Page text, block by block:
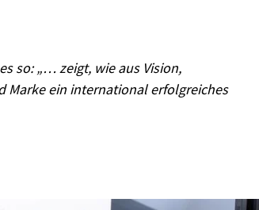
so: „… zeigt, wie aus Vision,
Marke ein international erfolgreiches